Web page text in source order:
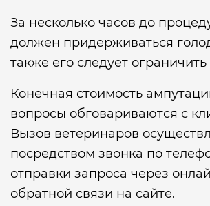
За несколько часов до
должен придерживаться
также его следует ограничить
Конечная стоимость
вопросы обговариваются с
Вызов ветеринаров
посредством звонка по
отправки запроса через
обратной связи на сайте.